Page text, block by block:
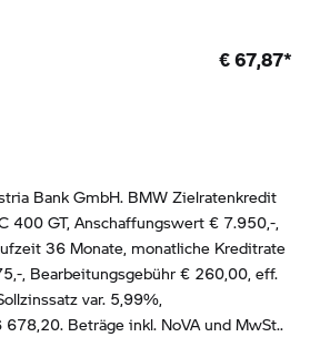
€67,87*
Bank GmbH. BMW Zielratenkredit
400 GT, Anschaffungswert € 7.950,-,
36 Monate, monatliche Kreditrate
,-, Bearbeitungsgebühr € 260,00, eff.
var. 5,99%,
678,20. Beträge inkl. NoVA und MwSt..